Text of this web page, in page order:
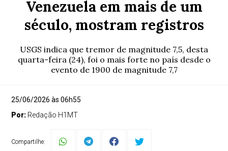
Venezuela em mais de um
século, mostram registros
USGS indica que tremor de magnitude 7,5, desta
quarta-feira (24), foi o mais forte no país desde o
evento de 1900 de magnitude 7,7
25/06/2026 às 06h55
Por: Redação H1MT
Compartilhe: